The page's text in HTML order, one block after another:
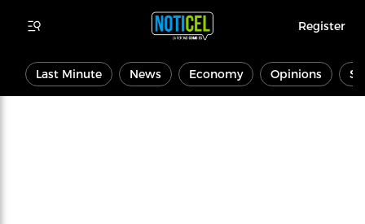
Register
Last Minute News Economy Opinions